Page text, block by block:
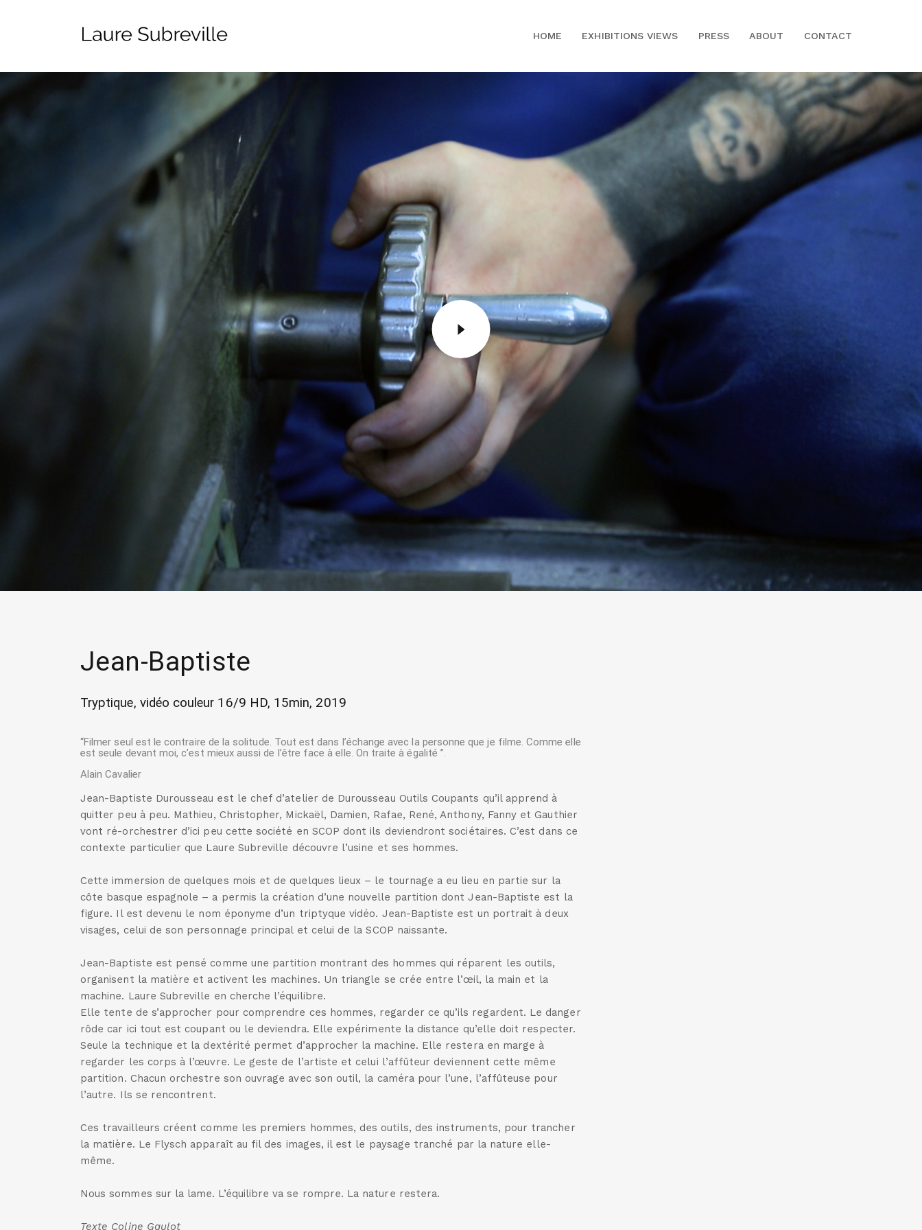
HOME EXHIBITIONS VIEWS PRESS ABOUT CONTACT
Jean-Baptiste
Tryptique, vidéo couleur 16/9 HD, 15min, 2019
“Filmer seul est le contraire de la solitude. Tout est dans l’échange avec la personne que je filme. Comme elle
est seule devant moi, c’est mieux aussi de l’être face à elle. On traite à égalité ”.
Alain Cavalier
Jean-Baptiste Durousseau est le chef d’atelier de Durousseau Outils Coupants qu’il apprend à
quitter peu à peu. Mathieu, Christopher, Mickaël, Damien, Rafae, René, Anthony, Fanny et Gauthier
vont ré-orchestrer d’ici peu cette société en SCOP dont ils deviendront sociétaires. C’est dans ce
contexte particulier que Laure Subreville découvre l’usine et ses hommes.
Cette immersion de quelques mois et de quelques lieux – le tournage a eu lieu en partie sur la
côte basque espagnole – a permis la création d’une nouvelle partition dont Jean-Baptiste est la
figure. Il est devenu le nom éponyme d’un triptyque vidéo. Jean-Baptiste est un portrait à deux
visages, celui de son personnage principal et celui de la SCOP naissante.
Jean-Baptiste est pensé comme une partition montrant des hommes qui réparent les outils,
organisent la matière et activent les machines. Un triangle se crée entre l’œil, la main et la
machine. Laure Subreville en cherche l’équilibre.
Elle tente de s’approcher pour comprendre ces hommes, regarder ce qu’ils regardent. Le danger
rôde car ici tout est coupant ou le deviendra. Elle expérimente la distance qu’elle doit respecter.
Seule la technique et la dextérité permet d’approcher la machine. Elle restera en marge à
regarder les corps à l’œuvre. Le geste de l’artiste et celui l’affûteur deviennent cette même
partition. Chacun orchestre son ouvrage avec son outil, la caméra pour l’une, l’affûteuse pour
l’autre. Ils se rencontrent.
Ces travailleurs créent comme les premiers hommes, des outils, des instruments, pour trancher
la matière. Le Flysch apparaît au fil des images, il est le paysage tranché par la nature elle-
même.
Nous sommes sur la lame. L’équilibre va se rompre. La nature restera.
Texte Coline Gaulot